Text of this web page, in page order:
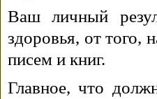
Ваш личный
здоровья, от того,
писем и книг.
Главное, что